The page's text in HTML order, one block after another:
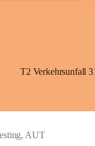
T2 Verkehrsunfall
AUT